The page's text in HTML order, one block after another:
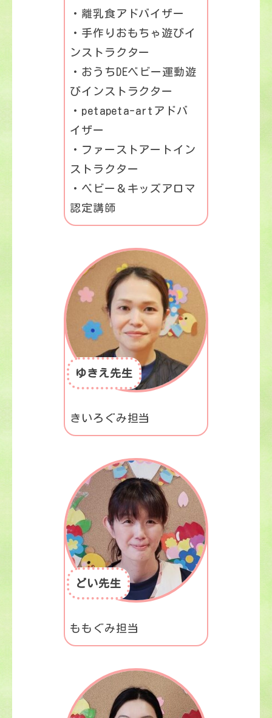
・離乳食アドバイザー
・手作りおもちゃ遊びイ
ンストラクター
・おうちDEベビー運動遊
びインストラクター
・petapeta-artアドバ
イザー
・ファーストアートイン
ストラクター
・ベビー＆キッズアロマ
認定講師
ゆきえ先生
きいろぐみ担当
どい先生
ももぐみ担当